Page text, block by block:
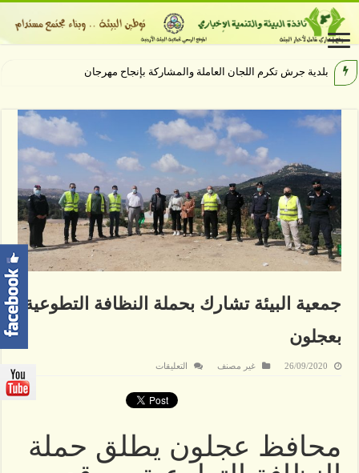
بلدية جرش تكرم اللجان العاملة والمشاركة بإنجاح مهرجان جرش 40
جمعية البيئة تشارك بحملة النظافة التطوعية
بعجلون
26/09/2020 غير مصنف التعليقات
تشارك
بحملة
بعجلون
مغلقة
محافظ عجلون يطلق حملة